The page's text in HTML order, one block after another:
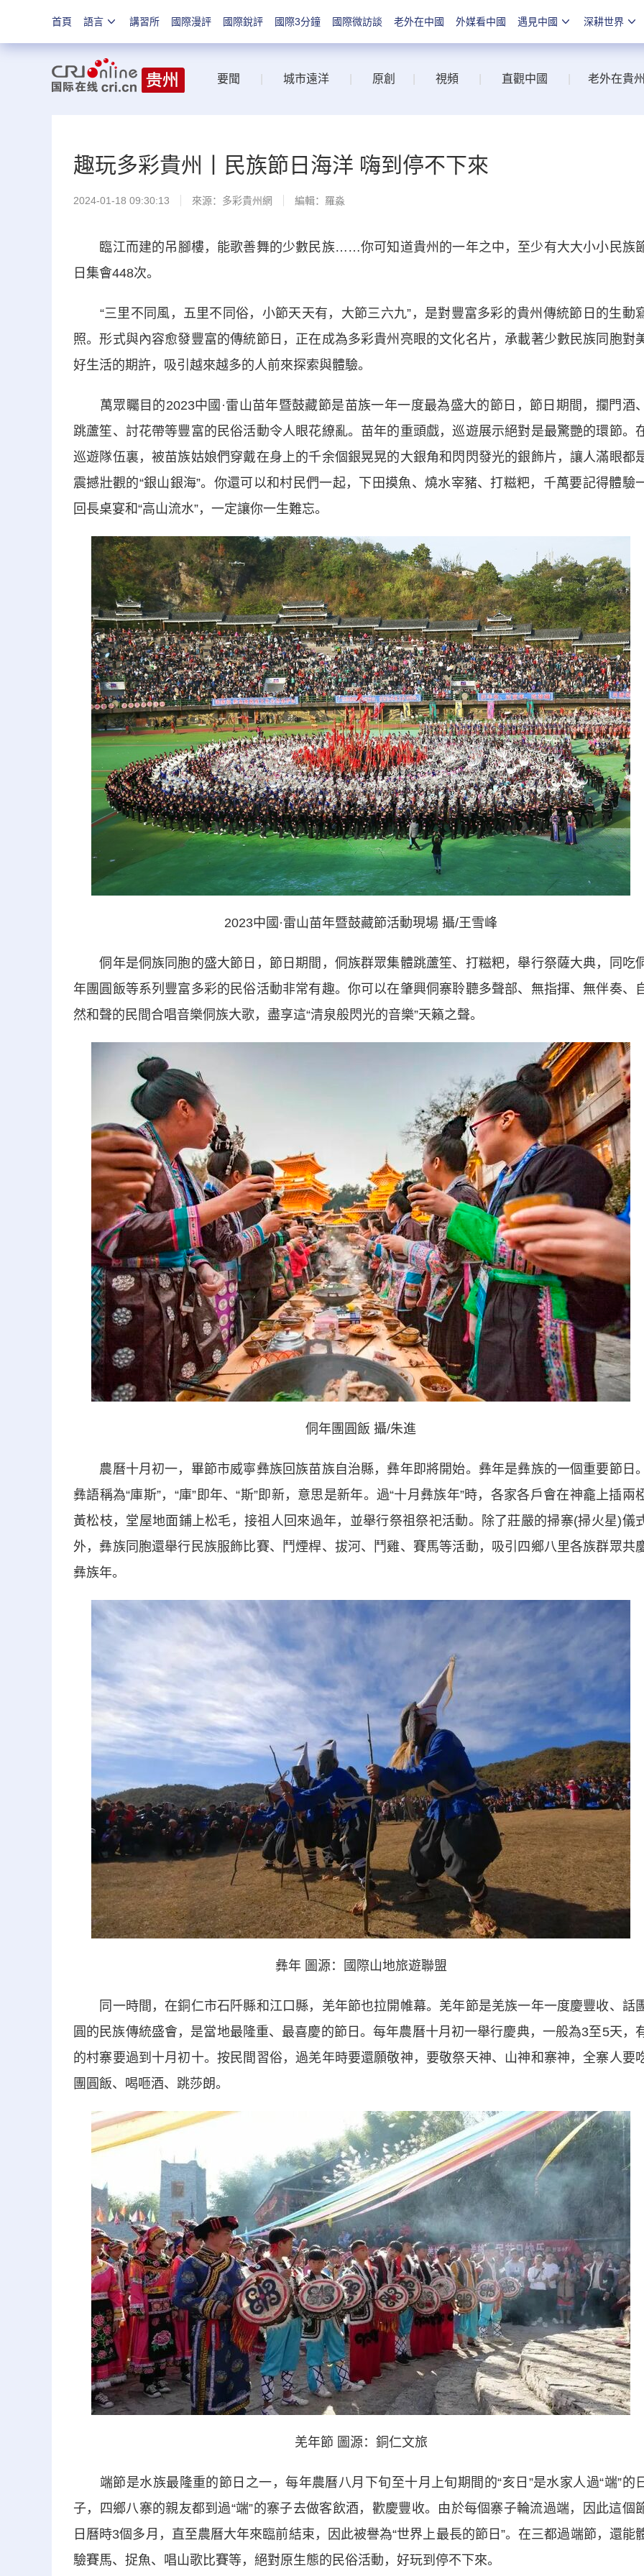
首頁 語言 講習所 國際漫評 國際銳評 國際3分鐘 國際微訪談 老外在中國 外媒看中國 遇見中國 深耕世界
要聞 城市遠洋 原創 視頻 直觀中國 老外在貴
趣玩多彩貴州丨民族節日海洋 嗨到停不下來
2024-01-18 09:30:13 來源： 多彩貴州網 編輯：羅淼
臨江而建的吊腳樓，能歌善舞的少數民族……你可知道貴州的一年之中，至少有大大小小民族
日集會448次。
“三里不同風，五里不同俗，小節天天有，大節三六九”，是對豐富多彩的貴州傳統節日的生動
照。形式與內容愈發豐富的傳統節日，正在成為多彩貴州亮眼的文化名片，承載著少數民族同胞對
好生活的期許，吸引越來越多的人前來探索與體驗。
萬眾矚目的2023中國·雷山苗年暨鼓藏節是苗族一年一度最為盛大的節日，節日期間，攔門酒
跳蘆笙、討花帶等豐富的民俗活動令人眼花繚亂。苗年的重頭戲，巡遊展示絕對是最驚艷的環節。
巡遊隊伍裏，被苗族姑娘們穿戴在身上的千余個銀晃晃的大銀角和閃閃發光的銀飾片，讓人滿眼都
震撼壯觀的“銀山銀海”。你還可以和村民們一起，下田摸魚、燒水宰豬、打糍粑，千萬要記得體驗
回長桌宴和“高山流水”，一定讓你一生難忘。
2023中國·雷山苗年暨鼓藏節活動現場 攝/王雪峰
侗年是侗族同胞的盛大節日，節日期間，侗族群眾集體跳蘆笙、打糍粑，舉行祭薩大典，同吃
年團圓飯等系列豐富多彩的民俗活動非常有趣。你可以在肇興侗寨聆聽多聲部、無指揮、無伴奏、
然和聲的民間合唱音樂侗族大歌，盡享這“清泉般閃光的音樂”天籟之聲。
侗年團圓飯 攝/朱進
農曆十月初一，畢節市威寧彝族回族苗族自治縣，彝年即將開始。彝年是彝族的一個重要節日
彝語稱為“庫斯”，“庫”即年、“斯”即新，意思是新年。過“十月彝族年”時，各家各戶會在神龕上插兩
黃松枝，堂屋地面鋪上松毛，接祖人回來過年，並舉行祭祖祭祀活動。除了莊嚴的掃寨(掃火星)儀
外，彝族同胞還舉行民族服飾比賽、鬥煙桿、拔河、鬥雞、賽馬等活動，吸引四鄉八里各族群眾共
彝族年。
彝年 圖源：國際山地旅遊聯盟
同一時間，在銅仁市石阡縣和江口縣，羌年節也拉開帷幕。羌年節是羌族一年一度慶豐收、話
圓的民族傳統盛會，是當地最隆重、最喜慶的節日。每年農曆十月初一舉行慶典，一般為3至5天，
的村寨要過到十月初十。按民間習俗，過羌年時要還願敬神，要敬祭天神、山神和寨神，全寨人要
團圓飯、喝咂酒、跳莎朗。
羌年節 圖源：銅仁文旅
端節是水族最隆重的節日之一，每年農曆八月下旬至十月上旬期間的“亥日”是水家人過“端”的
子，四鄉八寨的親友都到過“端”的寨子去做客飲酒，歡慶豐收。由於每個寨子輪流過端，因此這個
日曆時3個多月，直至農曆大年來臨前結束，因此被譽為“世界上最長的節日”。在三都過端節，還能
驗賽馬、捉魚、唱山歌比賽等，絕對原生態的民俗活動，好玩到停不下來。